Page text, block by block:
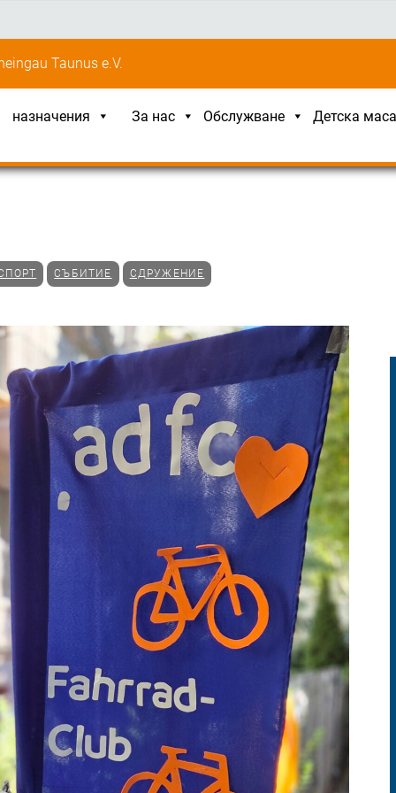
Taunus e.V.
назначения За нас Обслужване Детска маса
СЪБИТИЕ СДРУЖЕНИЕ